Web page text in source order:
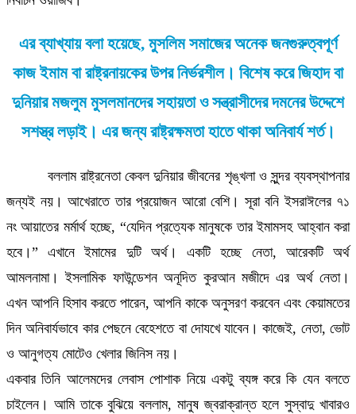
এর ব্যাখ্যায় বলা হয়েছে, মুসলিম সমাজের অনেক জনগুরুত্বপূর্ণ
কাজ ইমাম বা রাষ্ট্রনায়কের উপর নির্ভরশীল। বিশেষ করে জিহাদ বা
দুনিয়ার মজলুম মুসলমানদের সহায়তা ও সন্ত্রাসীদের দমনের উদ্দেশে
সশস্ত্র লড়াই। এর জন্য রাষ্ট্রক্ষমতা হাতে থাকা অনিবার্য শর্ত।
বললাম রাষ্ট্রনেতা কেবল দুনিয়ার জীবনের শৃঙ্খলা ও সুন্দর ব্যবস্থাপনার
জন্যই নয়। আখেরাতে তার প্রয়োজন আরো বেশি। সূরা বনি ইসরাঈলের ৭১
নং আয়াতের মর্মার্থ হচ্ছে, “যেদিন প্রত্যেক মানুষকে তার ইমামসহ আহ্বান করা
হবে।” এখানে ইমামের দুটি অর্থ। একটি হচ্ছে নেতা, আরেকটি অর্থ
আমলনামা। ইসলামিক ফাউন্ডেশন অনূদিত কুরআন মজীদে এর অর্থ নেতা।
এখন আপনি হিসাব করতে পারেন, আপনি কাকে অনুসরণ করবেন এবং কেয়ামতের
দিন অনিবার্যভাবে কার পেছনে বেহেশতে বা দোযখে যাবেন। কাজেই, নেতা, ভোট
ও আনুগত্য মোটেও খেলার জিনিস নয়।
একবার তিনি আলেমদের লেবাস পোশাক নিয়ে একটু ব্যঙ্গ করে কি যেন বলতে
চাইলেন। আমি তাকে বুঝিয়ে বললাম, মানুষ জ্বরাক্রান্ত হলে সুস্বাদু খাবারও